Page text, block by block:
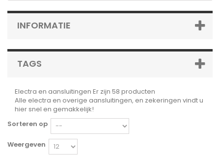
INFORMATIE
TAGS
Electra en aansluitingen Er zijn 58 producten
Alle electra en overige aansluitingen, en zekeringen vindt u
hier snel en gemakkelijk!
Sorteren op
Weergeven